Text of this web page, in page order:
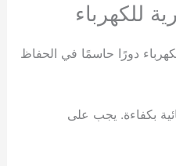
للكهرباء
دورًا حاسمًا في الحفاظ
بكفاءة. يجب على